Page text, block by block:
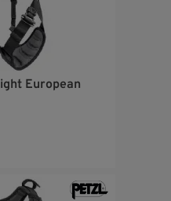
European